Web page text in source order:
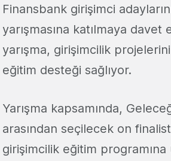
Finansbank girişimci
yarışmasına katılmaya
yarışma, girişimcilik
eğitim desteği sağlıyor.
Yarışma kapsamında,
arasından seçilecek on
girişimcilik eğitim